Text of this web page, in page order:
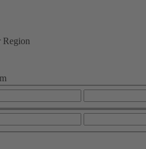
Region